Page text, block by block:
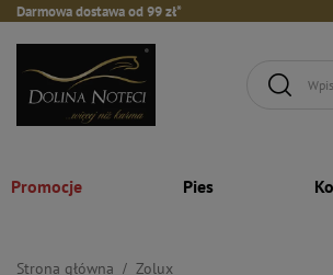
Darmowa dostawa od 99 zł*
Promocje Pies
Strona główna Zolux